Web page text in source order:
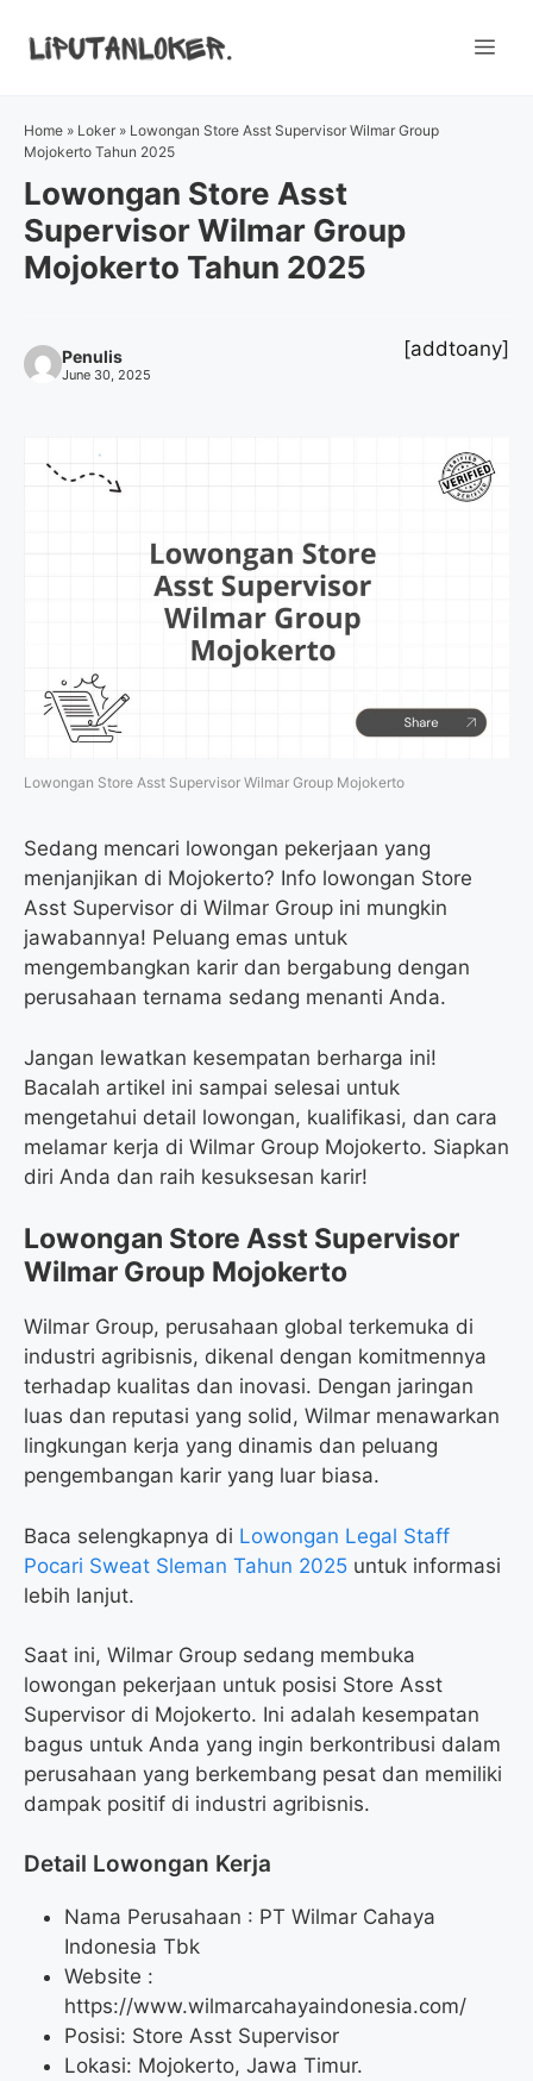
Home » Loker » Lowongan Store Asst Supervisor Wilmar Group
Mojokerto Tahun 2025
Lowongan Store Asst
Supervisor Wilmar Group
Mojokerto Tahun 2025
Penulis
June 30, 2025
[addtoany]
Lowongan Store Asst Supervisor Wilmar Group Mojokerto
Sedang mencari lowongan pekerjaan yang
menjanjikan di Mojokerto? Info lowongan Store
Asst Supervisor di Wilmar Group ini mungkin
jawabannya! Peluang emas untuk
mengembangkan karir dan bergabung dengan
perusahaan ternama sedang menanti Anda.
Jangan lewatkan kesempatan berharga ini!
Bacalah artikel ini sampai selesai untuk
mengetahui detail lowongan, kualifikasi, dan cara
melamar kerja di Wilmar Group Mojokerto. Siapkan
diri Anda dan raih kesuksesan karir!
Lowongan Store Asst Supervisor
Wilmar Group Mojokerto
Wilmar Group, perusahaan global terkemuka di
industri agribisnis, dikenal dengan komitmennya
terhadap kualitas dan inovasi. Dengan jaringan
luas dan reputasi yang solid, Wilmar menawarkan
lingkungan kerja yang dinamis dan peluang
pengembangan karir yang luar biasa.
Baca selengkapnya di Lowongan Legal Staff
Pocari Sweat Sleman Tahun 2025 untuk informasi
lebih lanjut.
Saat ini, Wilmar Group sedang membuka
lowongan pekerjaan untuk posisi Store Asst
Supervisor di Mojokerto. Ini adalah kesempatan
bagus untuk Anda yang ingin berkontribusi dalam
perusahaan yang berkembang pesat dan memiliki
dampak positif di industri agribisnis.
Detail Lowongan Kerja
Nama Perusahaan : PT Wilmar Cahaya
Indonesia Tbk
Website :
https://www.wilmarcahayaindonesia.com/
Posisi: Store Asst Supervisor
Lokasi: Mojokerto, Jawa Timur.